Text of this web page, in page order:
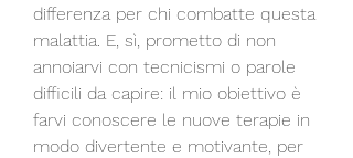
differenza per chi combatte questa
malattia. E, sì, prometto di non
annoiarvi con tecnicismi o parole
difficili da capire: il mio obiettivo è
farvi conoscere le nuove terapie in
modo divertente e motivante, per